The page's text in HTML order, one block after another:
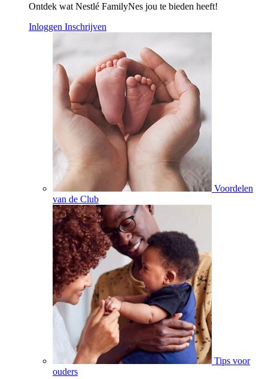
Ontdek wat Nestlé FamilyNes jou te bieden heeft!
Inloggen Inschrijven
Voordelen
van de Club
Tips voor
ouders